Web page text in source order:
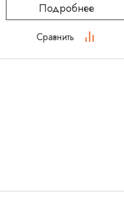
Подробнее
Сравнить